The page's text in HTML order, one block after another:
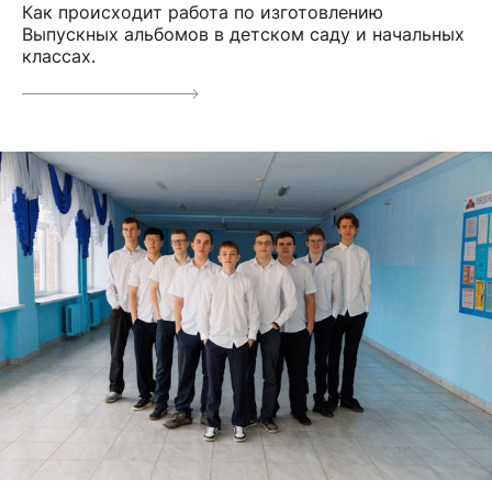
Как происходит работа по изготовлению
Выпускных альбомов в детском саду и начальных
классах.